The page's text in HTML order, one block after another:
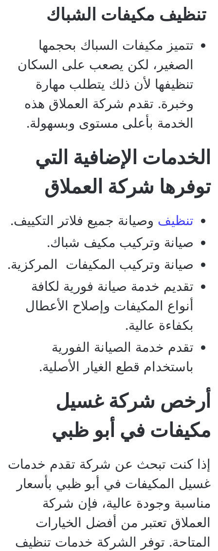
تنظيف مكيفات الشباك
تتميز مكيفات السباك بحجمها
الصغير، لكن يصعب على السكان
تنظيفها لأن ذلك يتطلب مهارة
وخبرة. تقدم شركة العملاق هذه
الخدمة بأعلى مستوى وبسهولة.
الخدمات الإضافية التي
توفرها شركة العملاق
تنظيف وصيانة جميع فلاتر التكييف.
صيانة وتركيب مكيف شباك.
صيانة وتركيب المكيفات المركزية.
تقديم خدمة صيانة فورية لكافة
أنواع المكيفات وإصلاح الأعطال
بكفاءة عالية.
تقدم خدمة الصيانة الفورية
باستخدام قطع الغيار الأصلية.
أرخص شركة غسيل
مكيفات في أبو ظبي
إذا كنت تبحث عن شركة تقدم خدمات
غسيل المكيفات في أبو ظبي بأسعار
مناسبة وجودة عالية، فإن شركة
العملاق تعتبر من أفضل الخيارات
المتاحة. توفر الشركة خدمات تنظيف